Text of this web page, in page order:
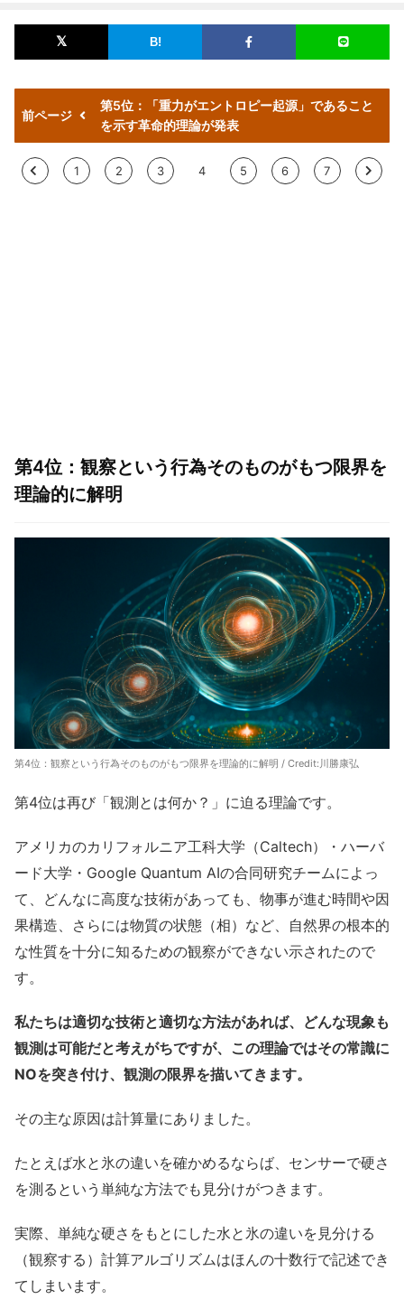
前ページ
第5位：「重力がエントロピー起源」であること
を示す革命的理論が発表
< 1 2 3 4 5 6 7 >
第4位：観察という行為そのものがもつ限界を
理論的に解明
第4位：観察という行為そのものがもつ限界を理論的に解明 / Credit:川勝康弘
第4位は再び「観測とは何か？」に迫る理論です。
アメリカのカリフォルニア工科大学（Caltech）・ハーバ
ード大学・Google Quantum AIの合同研究チームによっ
て、どんなに高度な技術があっても、物事が進む時間や因
果構造、さらには物質の状態（相）など、自然界の根本的
な性質を十分に知るための観察ができない示されたので
す。
私たちは適切な技術と適切な方法があれば、どんな現象も
観測は可能だと考えがちですが、この理論ではその常識に
NOを突き付け、観測の限界を描いてきます。
その主な原因は計算量にありました。
たとえば水と氷の違いを確かめるならば、センサーで硬さ
を測るという単純な方法でも見分けがつきます。
実際、単純な硬さをもとにした水と氷の違いを見分ける
（観察する）計算アルゴリズムはほんの十数行で記述でき
てしまいます。